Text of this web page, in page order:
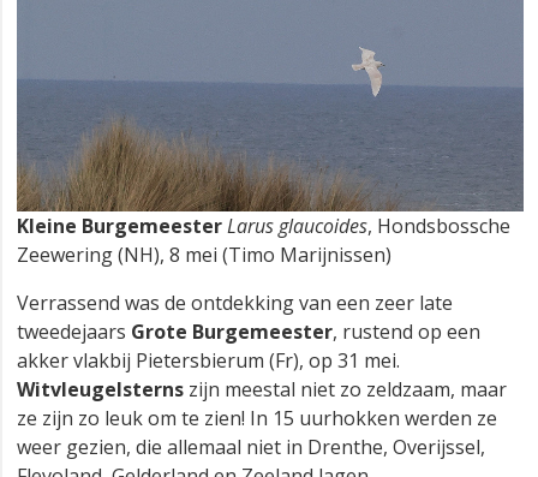
Kleine BurgemeesterLarus glaucoides, Hondsbossche
Zeewering (NH), 8 mei (Timo Marijnissen)
Verrassend was de ontdekking van een zeer late
tweedejaars Grote Burgemeester, rustend op een
akker vlakbij Pietersbierum (Fr), op 31 mei.
Witvleugelsterns zijn meestal niet zo zeldzaam, maar
ze zijn zo leuk om te zien! In 15 uurhokken werden ze
weer gezien, die allemaal niet in Drenthe, Overijssel,